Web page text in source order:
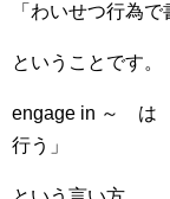
「わいせつ行為で
ということです。
engage in ～ は
行う」